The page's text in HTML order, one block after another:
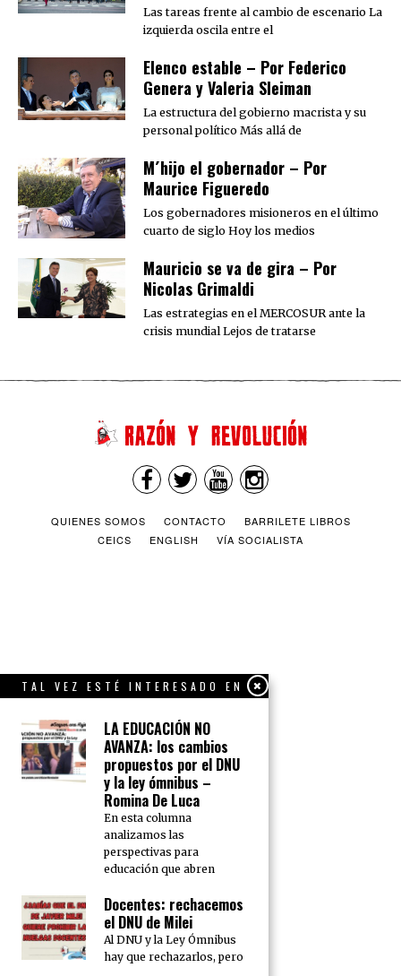
Las tareas frente al cambio de escenario La
izquierda oscila entre el
Elenco estable – Por Federico
Genera y Valeria Sleiman
La estructura del gobierno macrista y su
personal político Más allá de
M´hijo el gobernador – Por
Maurice Figueredo
Los gobernadores misioneros en el último
cuarto de siglo Hoy los medios
Mauricio se va de gira – Por
Nicolas Grimaldi
Las estrategias en el MERCOSUR ante la
crisis mundial Lejos de tratarse
QUIENES SOMOS CONTACTO
BARRILETE LIBROS
CEICS
ENGLISH VÍA SOCIALISTA
TAL VEZ ESTÉ INTERESADO EN
LA EDUCACIÓN NO
AVANZA: los cambios
propuestos por el DNU
y la ley ómnibus –
Romina De Luca
En esta columna
analizamos las
perspectivas para
educación que abren
Docentes: rechacemos
el DNU de Milei
Al DNU y la Ley Ómnibus
hay que rechazarlos, pero